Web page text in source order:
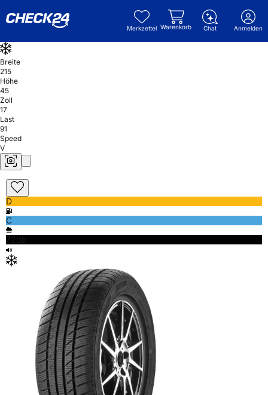
Merkzettel Warenkorb Chat Anmelden
Breite
215
Höhe
45
Zoll
17
Last
91
Speed
V
D
C
72db